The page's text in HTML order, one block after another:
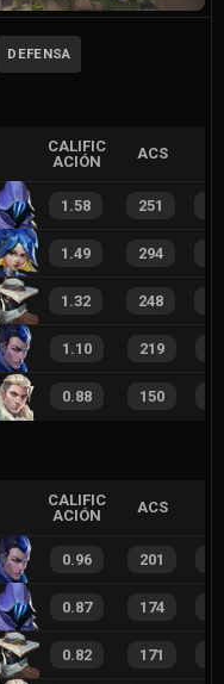
DEFENSA
CALIFIC
ACIÓN
ACS
1.58 251
1.49 294
1.32 248
1.10 219
0.88 150
CALIFIC
ACIÓN
ACS
0.96 201
0.87 174
0.82 171